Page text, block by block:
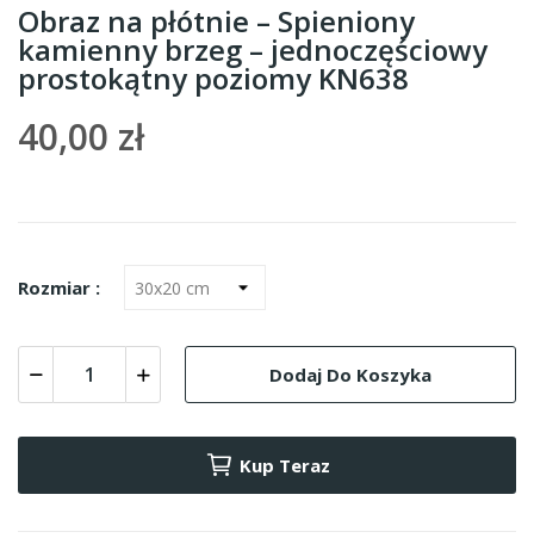
Obraz na płótnie – Spieniony
kamienny brzeg – jednoczęściowy
prostokątny poziomy KN638
40,00 zł
Rozmiar :
Dodaj Do Koszyka
Kup Teraz